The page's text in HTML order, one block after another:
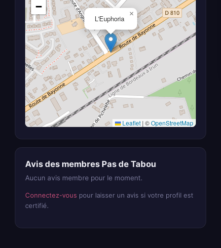
L'Euphoria
×
−
Leaflet | ©OpenStreetMap
Avis des membres Pas de Tabou
Aucun avis membre pour le moment.
Connectez-vous pour laisser un avis si votre profil est
certifié.